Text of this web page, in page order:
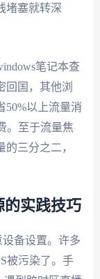
堵塞就转深
笔记本查
回国，其他浏
50%以上流量消
。至于流量焦
三分之二，
的实践技巧
备设置。许多
被污染了。手